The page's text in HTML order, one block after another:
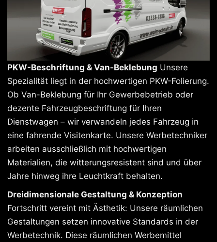
PKW-Beschriftung & Van-Beklebung Unsere
Spezialität liegt in der hochwertigen PKW-Folierung.
Ob Van-Beklebung für Ihr Gewerbebetrieb oder
dezente Fahrzeugbeschriftung für Ihren
Dienstwagen – wir verwandeln jedes Fahrzeug in
eine fahrende Visitenkarte. Unsere Werbetechniker
arbeiten ausschließlich mit hochwertigen
Materialien, die witterungsresistent sind und über
Jahre hinweg ihre Leuchtkraft behalten.
Dreidimensionale Gestaltung & Konzeption
Fortschritt vereint mit Ästhetik: Unsere räumlichen
Gestaltungen setzen innovative Standards in der
Werbetechnik. Diese räumlichen Werbemittel